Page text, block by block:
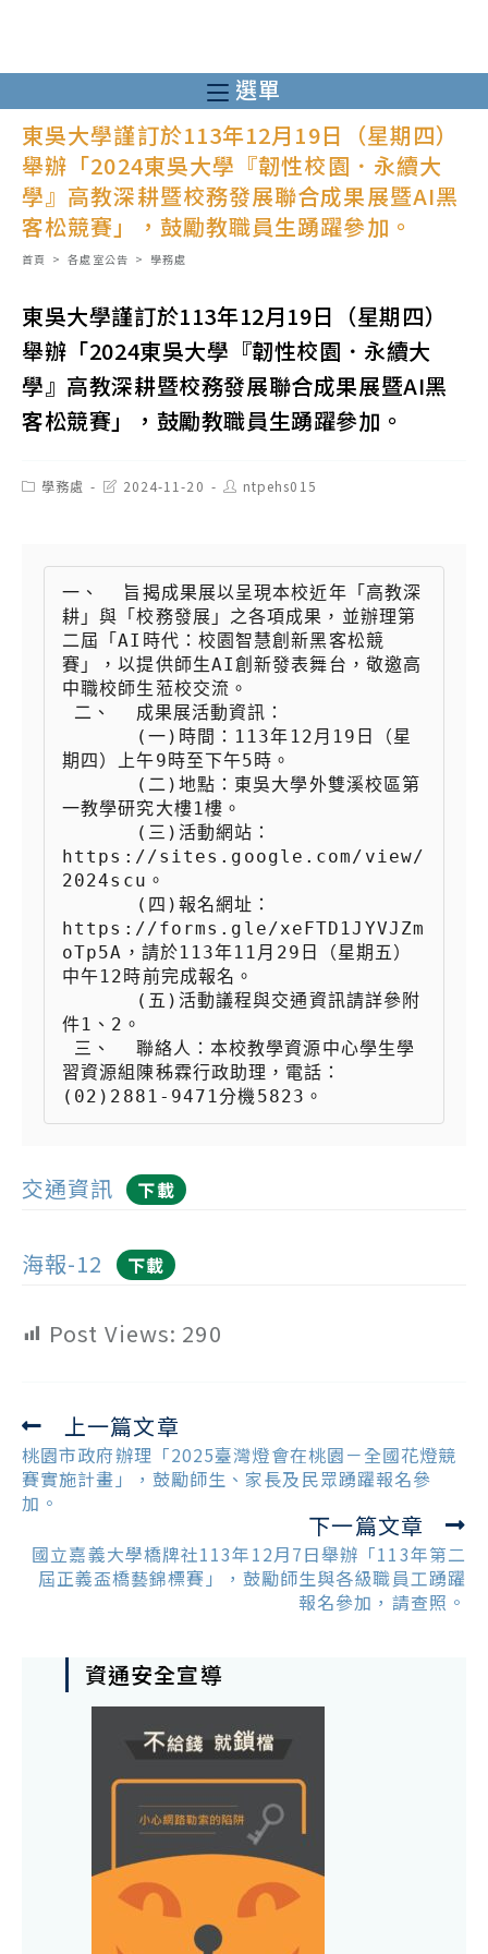
至
主
容
選單
東吳大學謹訂於113年12月19日（星期四）
舉辦「2024東吳大學『韌性校園．永續大
學』高教深耕暨校務發展聯合成果展暨AI黑
客松競賽」，鼓勵教職員生踴躍參加。
首頁 > 各處室公告 > 學務處
東吳大學謹訂於113年12月19日（星期四）
舉辦「2024東吳大學『韌性校園．永續大
學』高教深耕暨校務發展聯合成果展暨AI黑
客松競賽」，鼓勵教職員生踴躍參加。
Post學務處
Post2024-11-20
Post
author:
ntpehs015
一、  旨揭成果展以呈現本校近年「高教深
耕」與「校務發展」之各項成果，並辦理第
二屆「AI時代：校園智慧創新黑客松競
賽」，以提供師生AI創新發表舞台，敬邀高
中職校師生蒞校交流。
期四）上午9時至下午5時。
一教學研究大樓1樓。
https://sites.google.com/view/
2024scu。
https://forms.gle/xeFTD1JYVJZm
oTp5A，請於113年11月29日（星期五）
中午12時前完成報名。
件1、2。
習資源組陳秭霖行政助理，電話：
(02)2881-9471分機5823。
交通資訊 下載
海報-12 下載
Post Views: 290
Read
more
articles
上一篇文章
桃園市政府辦理「2025臺灣燈會在桃園－全國花燈競
賽實施計畫」，鼓勵師生、家長及民眾踴躍報名參
加。
下一篇文章
國立嘉義大學橋牌社113年12月7日舉辦「113年第二
屆正義盃橋藝錦標賽」，鼓勵師生與各級職員工踴躍
報名參加，請查照。
資通安全宣導